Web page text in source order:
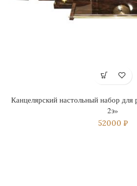
Канцелярский настольный набор
2э»
52000 ₽